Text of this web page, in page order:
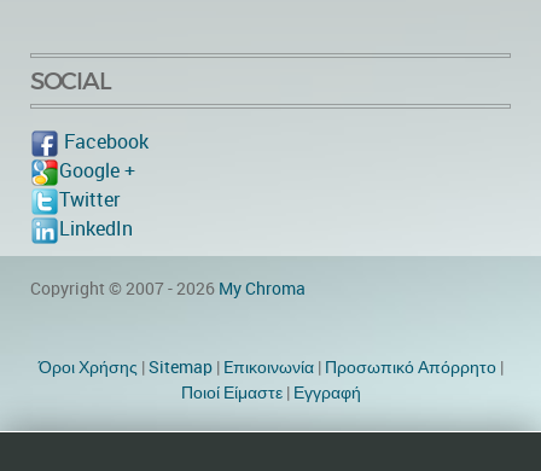
SOCIAL
Facebook
Google +
Twitter
LinkedIn
Copyright © 2007 - 2026 My Chroma
Όροι Χρήσης |Sitemap| Eπικοινωνία| Προσωπικό Απόρρητο|
Ποιοί Είμαστε| Εγγραφή